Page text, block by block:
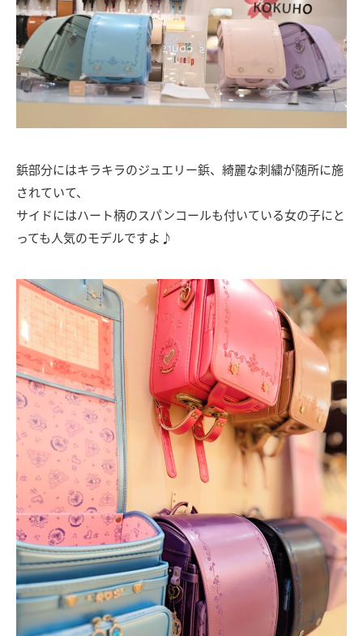
鋲部分にはキラキラのジュエリー鋲、綺麗な刺繍が随所に施
されていて、
サイドにはハート柄のスパンコールも付いている女の子にと
っても人気のモデルですよ♪